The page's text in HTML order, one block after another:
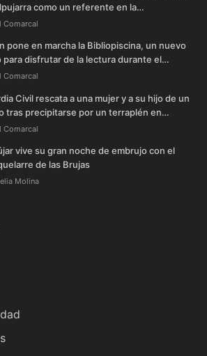
como un referente en la
de las raíces de la comarca
Comarcal
pone en marcha la Bibliopiscina, un nuevo
para disfrutar de la lectura durante el
Comarcal
Civil rescata a una mujer y a su hijo de un
tras precipitarse por un terraplén en
Comarcal
vive su gran noche de embrujo con el
de las Brujas
Molina